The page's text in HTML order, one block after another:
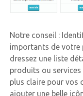
Notre conseil :
importants de votre
dressez une liste
produits ou
plus claire pour vos
ajouter une belle